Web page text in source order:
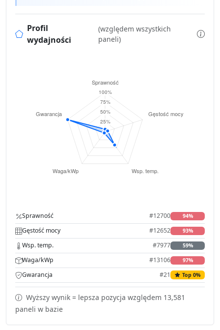
Profil
wydajności
(względem wszystkich
paneli)
Sprawność #12700 94%
Gęstość mocy #12652 93%
Wsp. temp. #7977 59%
Waga/kWp #13106 97%
Gwarancja #21 Top 0%
Wyższy wynik = lepsza pozycja względem 13,581
paneli w bazie